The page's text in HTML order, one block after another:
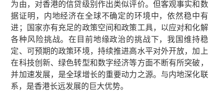
为由，对香港的信贷级别作出类似评价。但客观事实和数
据证明，内地经济在全球不确定的环境中，依然稳中有
进；国家亦有充足的政策空间和政策工具，以应对和化解
各种风险挑战。在目前地缘政治的挑战下，我国维持稳
定、可预期的政策环境，持续推进高水平对外开放，加上
在科技创新、绿色转型和数字经济等方面不断有所突破，
并加速发展，是全球增长的重要动力之源。与内地深化联
系，是香港长远发展的巨大优势。